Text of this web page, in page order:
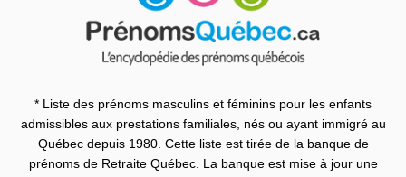
* Liste des prénoms masculins et féminins pour les enfants
admissibles aux prestations familiales, nés ou ayant immigré au
Québec depuis 1980. Cette liste est tirée de la banque de
prénoms de Retraite Québec. La banque est mise à jour une